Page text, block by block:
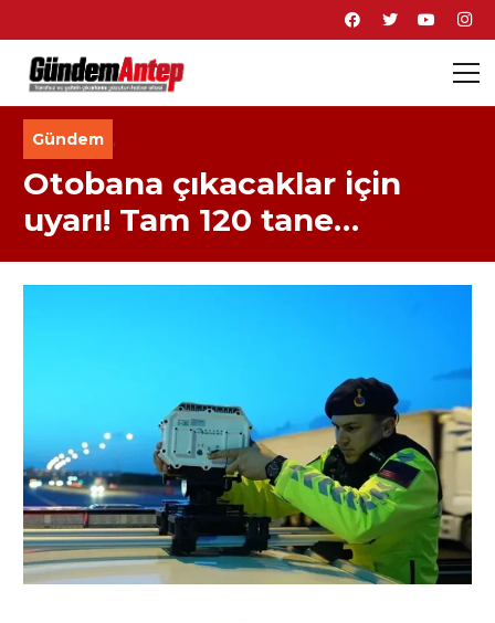
Gündem ,
Otobana çıkacaklar için
uyarı! Tam 120 tane…